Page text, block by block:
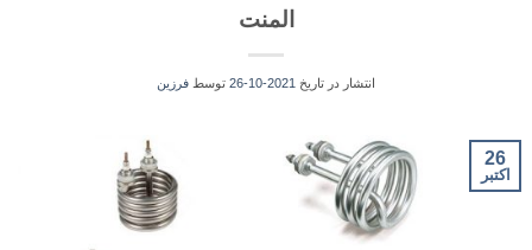
المنت
انتشار در تاریخ 2021-10-26 توسط فرزین
26
اکتبر